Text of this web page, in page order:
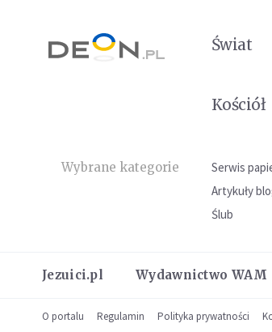
Świat
Kościół
Wybrane kategorie Serwis
Artykuły
Ślub
Jezuici.pl Wydawnictwo WAM
O portalu Regulamin Polityka prywatności